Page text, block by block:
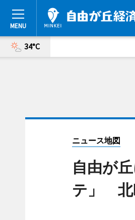
34°C
ニュース地図
自由が
テ」 北